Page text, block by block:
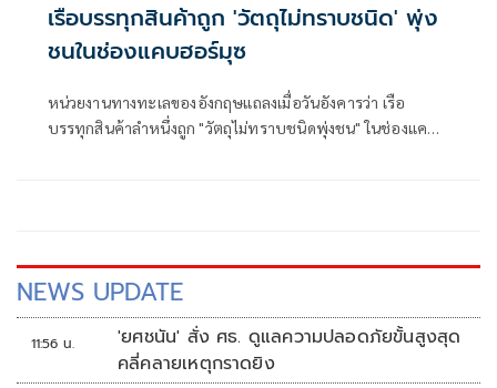
เรือบรรทุกสินค้าถูก 'วัตถุไม่ทราบชนิด' พุ่ง
ชนในช่องแคบฮอร์มุซ
หน่วยงานทางทะเลของอังกฤษแถลงเมื่อวันอังคารว่า เรือ
บรรทุกสินค้าลำหนึ่งถูก "วัตถุไม่ทราบชนิดพุ่งชน" ในช่องแคบฮ
NEWS UPDATE
11:56 น.
'ยศชนัน' สั่ง ศธ. ดูแลความปลอดภัยขั้นสูงสุด
คลี่คลายเหตุกราดยิง